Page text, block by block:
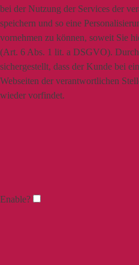
bei der Nutzung der Services der
speichern und so eine
vornehmen zu können, soweit Sie
(Art. 6 Abs. 1 lit. a DSGVO).
sichergestellt, dass der Kunde bei
Webseiten der verantwortlichen
wieder vorfindet.
Enable?